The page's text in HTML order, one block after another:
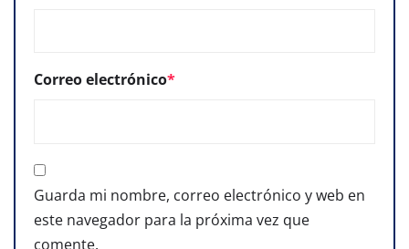
Correo electrónico*
Guarda mi nombre, correo electrónico y web en
este navegador para la próxima vez que
comente.